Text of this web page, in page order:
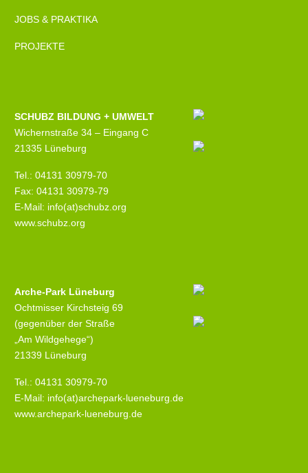
JOBS & PRAKTIKA
PROJEKTE
SCHUBZ BILDUNG + UMWELT
Wichernstraße 34 – Eingang C
21335 Lüneburg
Tel.: 04131 30979-70
Fax: 04131 30979-79
E-Mail: info(at)schubz.org
www.schubz.org
Arche-Park Lüneburg
Ochtmisser Kirchsteig 69
(gegenüber der Straße
„Am Wildgehege“)
21339 Lüneburg
Tel.: 04131 30979-70
E-Mail: info(at)archepark-lueneburg.de
www.archepark-lueneburg.de